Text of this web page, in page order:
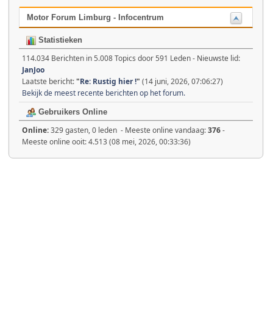
Motor Forum Limburg - Infocentrum
Statistieken
114.034 Berichten in 5.008 Topics door 591 Leden - Nieuwste lid:
JanJoo
Laatste bericht:"Re: Rustig hier !" (14 juni, 2026, 07:06:27)
Bekijk de meest recente berichten op het forum.
Gebruikers Online
Online:329 gasten, 0 leden - Meeste online vandaag:376-
Meeste online ooit: 4.513 (08 mei, 2026, 00:33:36)